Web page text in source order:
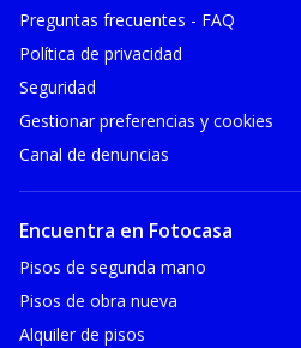
Preguntas frecuentes - FAQ
Política de privacidad
Seguridad
Gestionar preferencias y cookies
Canal de denuncias
Encuentra en Fotocasa
Pisos de segunda mano
Pisos de obra nueva
Alquiler de pisos